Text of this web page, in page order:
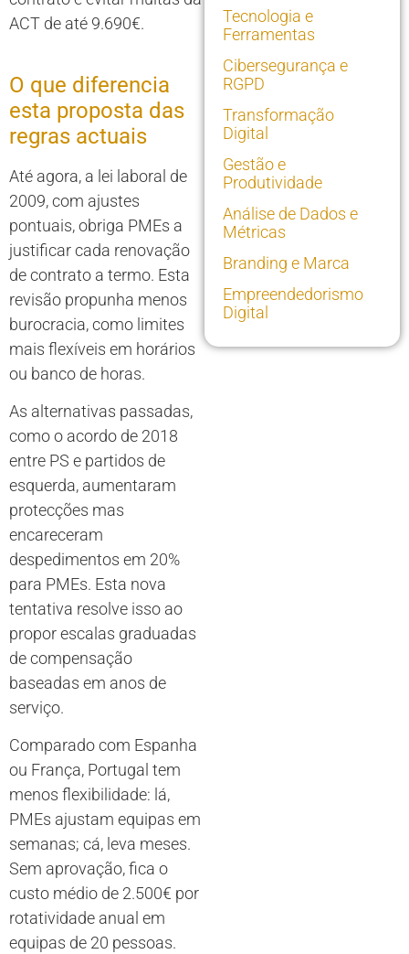
ACT de até 9.690€.
O que diferencia
esta proposta das
regras actuais
Até agora, a lei laboral de
2009, com ajustes
pontuais, obriga PMEs a
justificar cada renovação
de contrato a termo. Esta
revisão propunha menos
burocracia, como limites
mais flexíveis em horários
ou banco de horas.
As alternativas passadas,
como o acordo de 2018
entre PS e partidos de
esquerda, aumentaram
protecções mas
encareceram
despedimentos em 20%
para PMEs. Esta nova
tentativa resolve isso ao
propor escalas graduadas
de compensação
baseadas em anos de
serviço.
Comparado com Espanha
ou França, Portugal tem
menos flexibilidade: lá,
PMEs ajustam equipas em
semanas; cá, leva meses.
Sem aprovação, fica o
custo médio de 2.500€ por
rotatividade anual em
equipas de 20 pessoas.
Tecnologia e
Ferramentas
Cibersegurança e
RGPD
Transformação
Digital
Gestão e
Produtividade
Análise de Dados e
Métricas
Branding e Marca
Empreendedorismo
Digital